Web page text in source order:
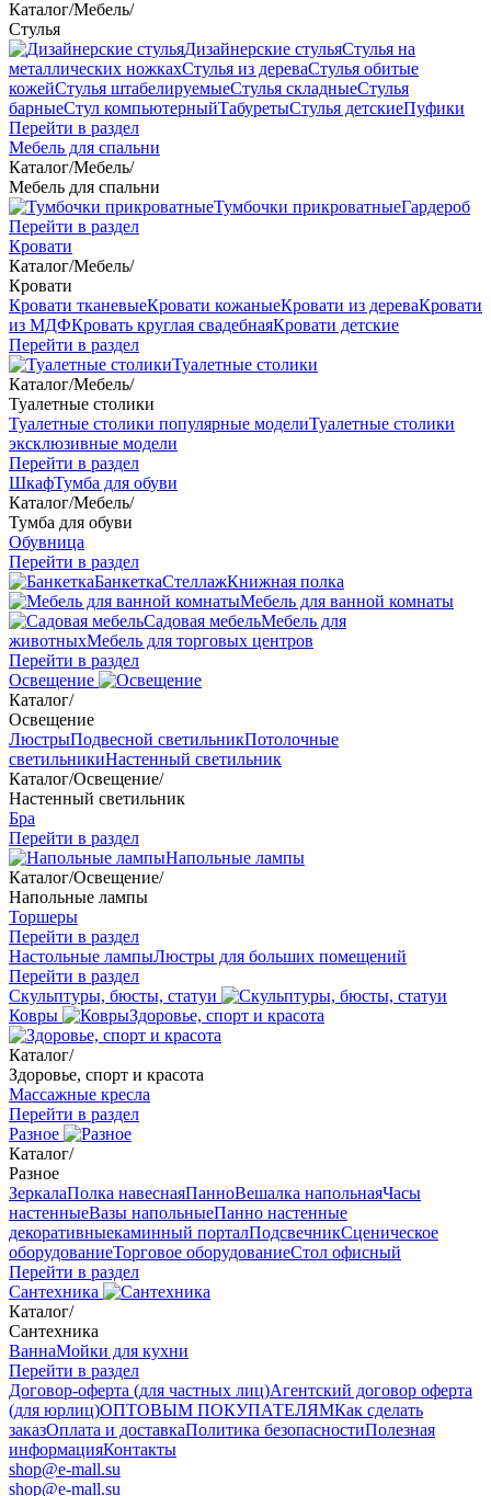
Каталог/Мебель/
Стулья
Дизайнерские стульяСтулья на
металлических ножкахСтулья из дереваСтулья обитые
кожейСтулья штабелируемыеСтулья складныеСтулья
барныеСтул компьютерныйТабуретыСтулья детскиеПуфики
Перейти в раздел
Мебель для спальни
Каталог/Мебель/
Мебель для спальни
Тумбочки прикроватныеГардероб
Перейти в раздел
Кровати
Каталог/Мебель/
Кровати
Кровати тканевыеКровати кожаныеКровати из дереваКровати
из МДФКровать круглая свадебнаяКровати детские
Перейти в раздел
Туалетные столики
Каталог/Мебель/
Туалетные столики
Туалетные столики популярные моделиТуалетные столики
эксклюзивные модели
Перейти в раздел
ШкафТумба для обуви
Каталог/Мебель/
Тумба для обуви
Обувница
Перейти в раздел
БанкеткаСтеллажКнижная полка
Мебель для ванной комнаты
Садовая мебельМебель для
животныхМебель для торговых центров
Перейти в раздел
Освещение
Каталог/
Освещение
ЛюстрыПодвесной светильникПотолочные
светильникиНастенный светильник
Каталог/Освещение/
Настенный светильник
Бра
Перейти в раздел
Напольные лампы
Каталог/Освещение/
Напольные лампы
Торшеры
Перейти в раздел
Настольные лампыЛюстры для больших помещений
Перейти в раздел
Скульптуры, бюсты, статуи
Ковры
Здоровье, спорт и красота
Каталог/
Здоровье, спорт и красота
Массажные кресла
Перейти в раздел
Разное
Каталог/
Разное
ЗеркалаПолка навеснаяПанноВешалка напольнаяЧасы
настенныеВазы напольныеПанно настенные
декоративныекаминный порталПодсвечникСценическое
оборудованиеТорговое оборудованиеСтол офисный
Перейти в раздел
Сантехника
Каталог/
Сантехника
ВаннаМойки для кухни
Перейти в раздел
Договор-оферта (для частных лиц)Агентский договор оферта
(для юрлиц)ОПТОВЫМ ПОКУПАТЕЛЯМКак сделать
заказОплата и доставкаПолитика безопасностиПолезная
информацияКонтакты
shop@e-mall.su
shop@e-mall.su